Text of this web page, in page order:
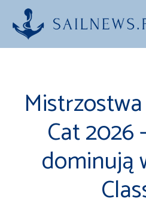
Przejdź
treści
Cat 2026
dominują